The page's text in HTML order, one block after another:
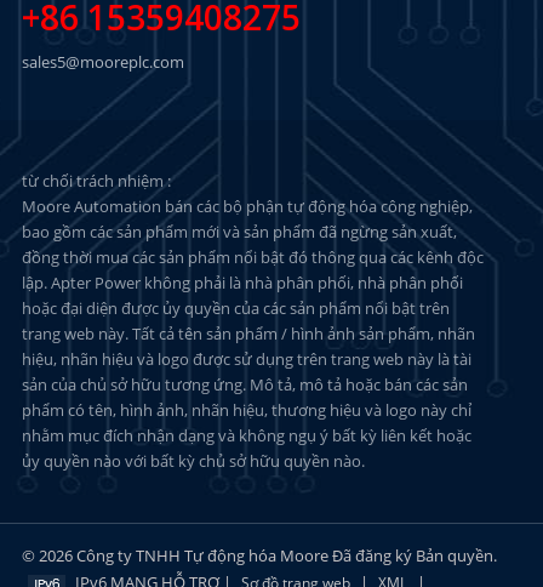
+86 15359408275
sales5@mooreplc.com
từ chối trách nhiệm :
Moore Automation bán các bộ phận tự động hóa công nghiệp,
bao gồm các sản phẩm mới và sản phẩm đã ngừng sản xuất,
đồng thời mua các sản phẩm nổi bật đó thông qua các kênh độc
lập. Apter Power không phải là nhà phân phối, nhà phân phối
hoặc đại diện được ủy quyền của các sản phẩm nổi bật trên
trang web này. Tất cả tên sản phẩm / hình ảnh sản phẩm, nhãn
hiệu, nhãn hiệu và logo được sử dụng trên trang web này là tài
sản của chủ sở hữu tương ứng. Mô tả, mô tả hoặc bán các sản
phẩm có tên, hình ảnh, nhãn hiệu, thương hiệu và logo này chỉ
nhằm mục đích nhận dạng và không ngụ ý bất kỳ liên kết hoặc
ủy quyền nào với bất kỳ chủ sở hữu quyền nào.
© 2026 Công ty TNHH Tự động hóa Moore Đã đăng ký Bản quyền.
IPv6 MẠNG HỖ TRỢ |
| |